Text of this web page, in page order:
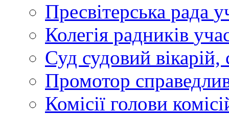
Пресвітерська рада
Колегія радників
Суд судовий вікарій,
Промотор
Комісії голови